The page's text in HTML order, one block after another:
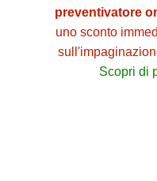
preventivatore
uno sconto
Scopri di